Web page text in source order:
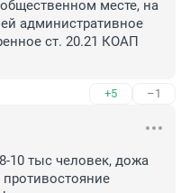
месте, на
административное
ст. 20.21 КОАП
+5 –1
10 тыс человек, дожа